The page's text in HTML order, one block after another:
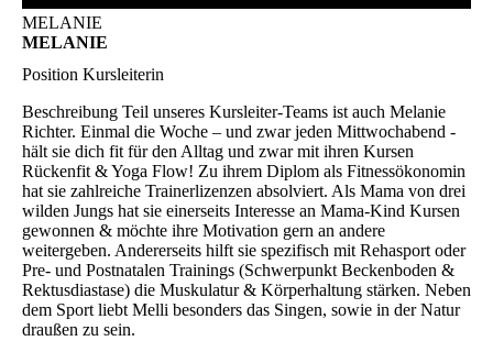
MELANIE
MELANIE
Position Kursleiterin
Beschreibung Teil unseres Kursleiter-Teams ist auch Melanie
Richter. Einmal die Woche – und zwar jeden Mittwochabend -
hält sie dich fit für den Alltag und zwar mit ihren Kursen
Rückenfit & Yoga Flow! Zu ihrem Diplom als Fitnessökonomin
hat sie zahlreiche Trainerlizenzen absolviert. Als Mama von drei
wilden Jungs hat sie einerseits Interesse an Mama-Kind Kursen
gewonnen & möchte ihre Motivation gern an andere
weitergeben. Andererseits hilft sie spezifisch mit Rehasport oder
Pre- und Postnatalen Trainings (Schwerpunkt Beckenboden &
Rektusdiastase) die Muskulatur & Körperhaltung stärken. Neben
dem Sport liebt Melli besonders das Singen, sowie in der Natur
draußen zu sein.